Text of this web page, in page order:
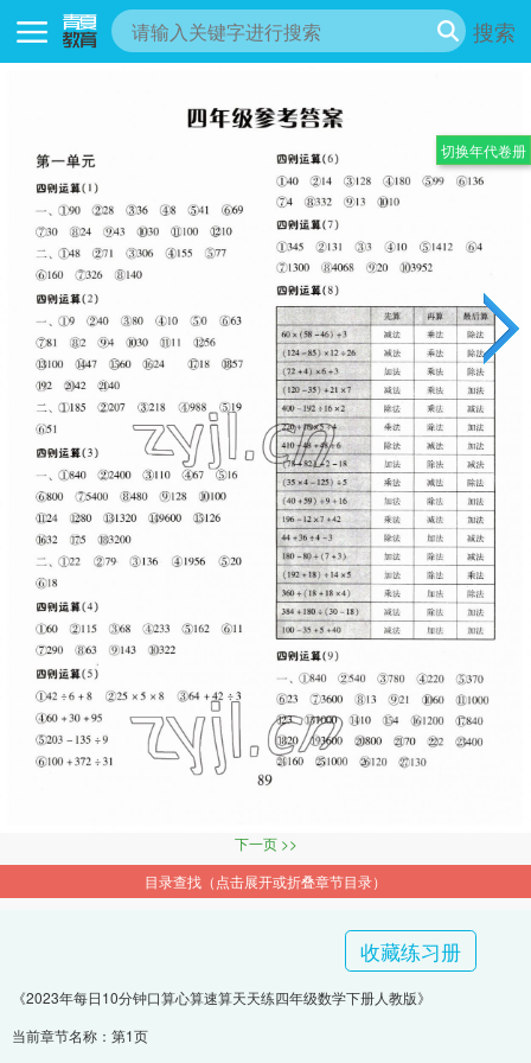
搜索
下一页 >>
目录查找（点击展开或折叠章节目录）
收藏练习册
《2023年每日10分钟口算心算速算天天练四年级数学下册人教版》
当前章节名称：第1页
切换年代卷册